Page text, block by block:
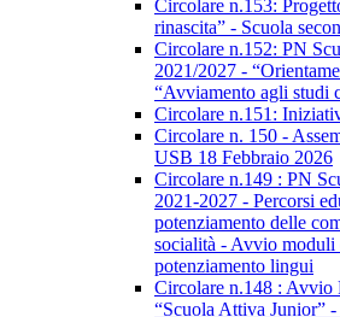
Circolare n.153:
rinascita” - Scuola
Circolare n.152: PN
2021/2027 -
“Avviamento agli studi
Circolare n.151:
Circolare n. 150 -
USB 18 Febbraio 2026
Circolare n.149 : PN
2021-2027 - Percorsi
potenziamento delle
socialità - Avvio moduli
potenziamento lingui
Circolare n.148 : Avvio
“Scuola Attiva Junior”